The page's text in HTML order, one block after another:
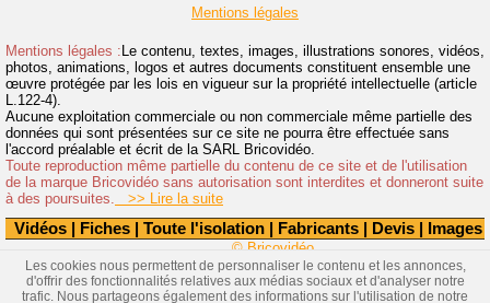
Vidéos | Fiches | Toute l'isolation | Fabricants | Devis | Images
Mentions légales
Mentions légales :Le contenu, textes, images, illustrations sonores, vidéos,
photos, animations, logos et autres documents constituent ensemble une
œuvre protégée par les lois en vigueur sur la propriété intellectuelle (article
L.122-4).
Aucune exploitation commerciale ou non commerciale même partielle des
données qui sont présentées sur ce site ne pourra être effectuée sans
l'accord préalable et écrit de la SARL Bricovidéo.
Toute reproduction même partielle du contenu de ce site et de l'utilisation
de la marque Bricovidéo sans autorisation sont interdites et donneront suite
à des poursuites.
>> Lire la suite
© Bricovidéo
Les cookies nous permettent de personnaliser le contenu et les annonces,
d'offrir des fonctionnalités relatives aux médias sociaux et d'analyser notre
trafic. Nous partageons également des informations sur l'utilisation de notre